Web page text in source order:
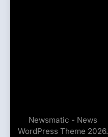
Newsmatic - News
WordPress Theme 2026.